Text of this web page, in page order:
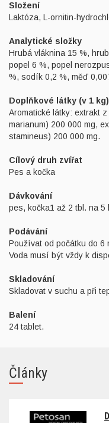
Složení
Laktóza, L-ornitin-
Analytické složky
Hrubá vláknina 15 %,
popel 6 %, popel
%, sodík 0,2 %, měď
Doplňkové látky (v 1 kg)
Aromatické látky: extrakt
marianum) 200 000 mg,
stamineus) 200 000 mg.
Cílový druh zvířat
Pes a kočka
Dávkování
pes, kočka1 až 2 tbl. na 5
Podávání
Používat od počátku do 6
Voda musí být vždy k
Skladování
Skladovat v suchu a při
Balení
24 tablet.
Články